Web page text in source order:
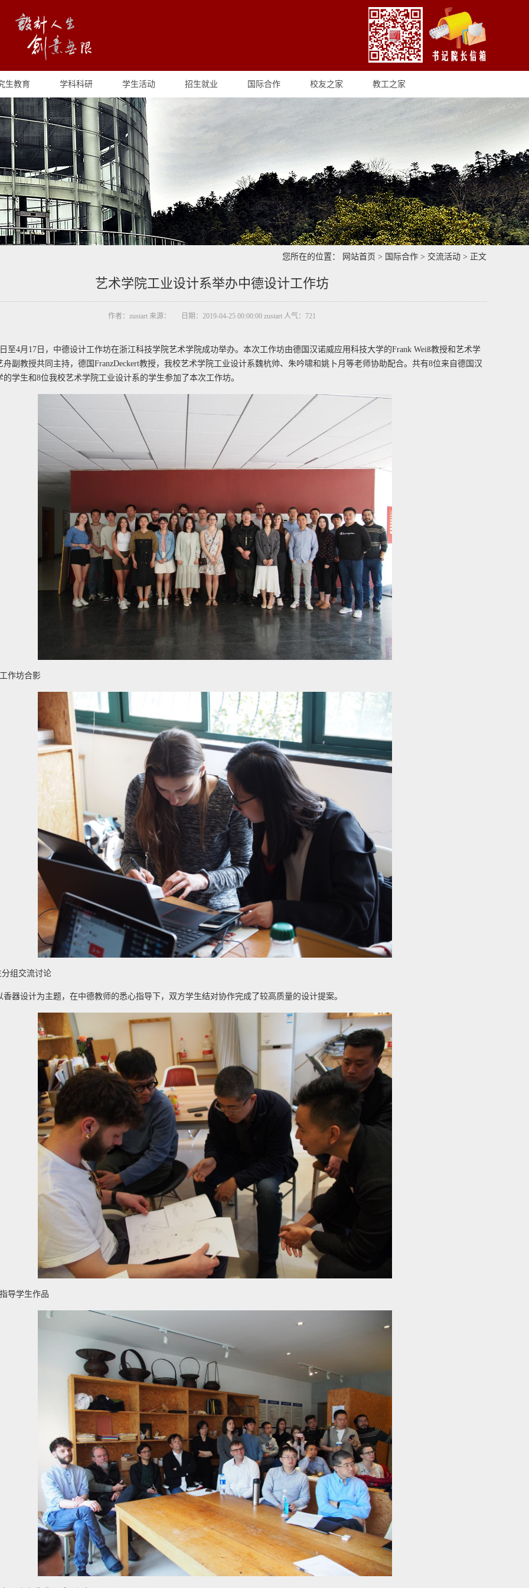
生教育 学科科研 学生活动 招生就业 国际合作 校友之家 教工之家
您所在的位置： 网站首页 > 国际合作 > 交流活动 > 正文
艺术学院工业设计系举办中德设计工作坊
作者：zustart 来源： 日期：2019-04-25 00:00:00 zustart 人气： 721
至4月17日，中德设计工作坊在浙江科技学院艺术学院成功举办。本次工作坊由德国汉诺威应用科技大学的Frank Weiß教授和艺术学
舟副教授共同主持，德国FranzDeckert教授，我校艺术学院工业设计系魏杭帅、朱吟啸和姚卜月等老师协助配合。共有8位来自德国汉
学生和8位我校艺术学院工业设计系的学生参加了本次工作坊。
作坊合影
分组交流讨论
香器设计为主题，在中德教师的悉心指导下，双方学生结对协作完成了较高质量的设计提案。
导学生作品